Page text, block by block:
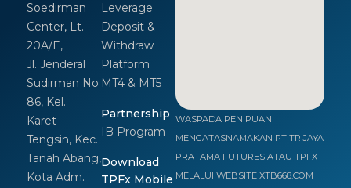
Soedirman
Center, Lt.
20A/E,
Jl. Jenderal
Sudirman No
86, Kel.
Karet
Tengsin, Kec.
Tanah Abang,
Kota Adm.
Leverage
Deposit &
Withdraw
Platform
MT4 & MT5
Partnership
IB Program
Download
TPFx Mobile
WASPADA PENIPUAN
MENGATASNAMAKAN PT TRIJAYA
PRATAMA FUTURES ATAU TPFX
MELALUI WEBSITE XTB668.COM